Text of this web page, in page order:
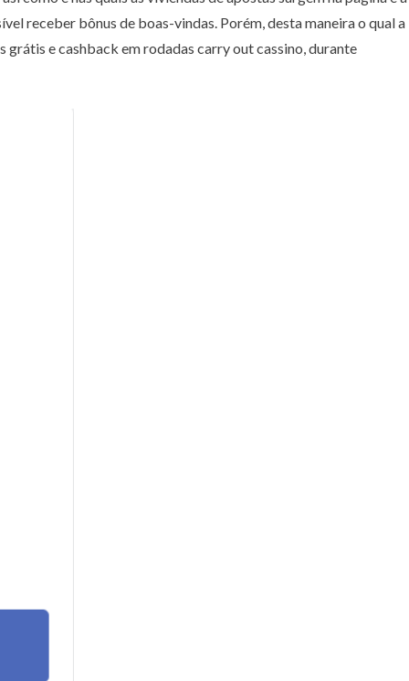
receber bônus de boas-vindas. Porém, desta maneira o qual a
e cashback em rodadas carry out cassino, durante